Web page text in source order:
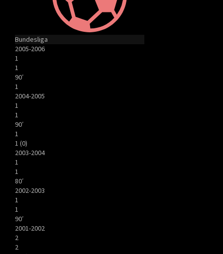
Bundesliga
2005-2006
1
1
90′
1
2004-2005
1
1
90′
1
1 (0)
2003-2004
1
1
80′
2002-2003
1
1
90′
2001-2002
2
2